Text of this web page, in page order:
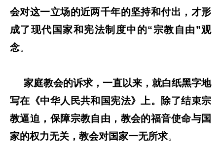
会对这一立场的近两千年的坚持和付出，才形
成了现代国家和宪法制度中的“宗教自由”观
念。
家庭教会的诉求，一直以来，就白纸黑字地
写在《中华人民共和国宪法》上。除了结束宗
教逼迫，保障宗教自由，教会的福音使命与国
家的权力无关，教会对国家一无所求。